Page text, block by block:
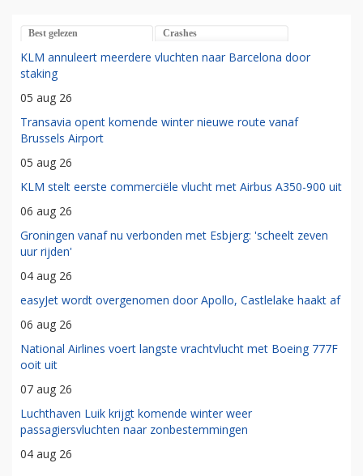
Best gelezen Crashes
KLM annuleert meerdere vluchten naar Barcelona door
staking
05 aug 26
Transavia opent komende winter nieuwe route vanaf
Brussels Airport
05 aug 26
KLM stelt eerste commerciële vlucht met Airbus A350-900 uit
06 aug 26
Groningen vanaf nu verbonden met Esbjerg: 'scheelt zeven
uur rijden'
04 aug 26
easyJet wordt overgenomen door Apollo, Castlelake haakt af
06 aug 26
National Airlines voert langste vrachtvlucht met Boeing 777F
ooit uit
07 aug 26
Luchthaven Luik krijgt komende winter weer
passagiersvluchten naar zonbestemmingen
04 aug 26